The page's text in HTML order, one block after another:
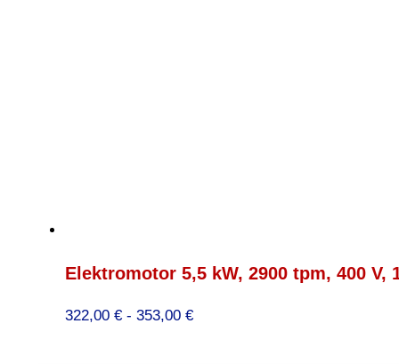
Elektromotor 5,5 kW, 2900 tpm, 400 V,
322,00 € - 353,00 €Prijsklasse: